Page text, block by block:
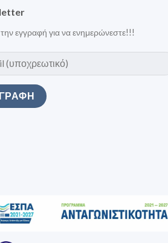
εγγραφή για να ενημερώνεστε!!!